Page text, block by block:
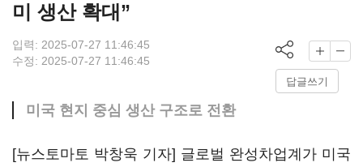
미 생산 확대”
입력: 2025-07-27 11:46:45
수정: 2025-07-27 11:46:45
답글쓰기
미국 현지 중심 생산 구조로 전환
[뉴스토마토 박창욱 기자] 글로벌 완성차업계가 미국